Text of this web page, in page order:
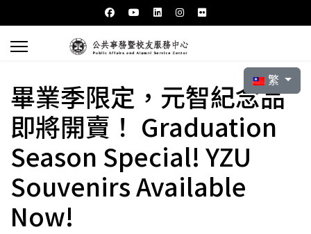
選擇你的語言
繁
畢業季限定，元智紀念品
即將開賣！ Graduation
Season Special! YZU
Souvenirs Available
Now!